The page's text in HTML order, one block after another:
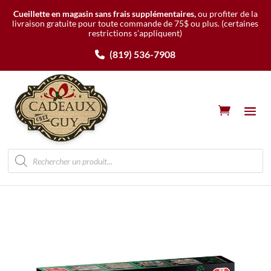
Cueillette en magasin sans frais supplémentaires,ou profiter de la
livraison gratuite pour toute commande de 75$ ou plus. (certaines
restrictions s’appliquent)
(819) 536-7908
Recherche
de
produits